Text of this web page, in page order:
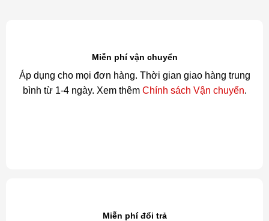
Miễn phí vận chuyển
Áp dụng cho mọi đơn hàng. Thời gian giao hàng trung
bình từ 1-4 ngày. Xem thêm Chính sách Vận chuyển.
Miễn phí đổi trả